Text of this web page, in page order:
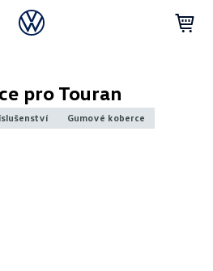
pro Touran
Gumové koberce